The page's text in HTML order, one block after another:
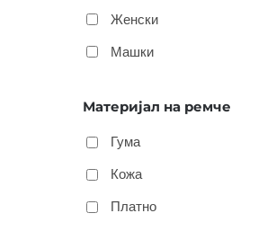
Женски
Машки
Материјал на ремче
Гума
Кожа
Платно